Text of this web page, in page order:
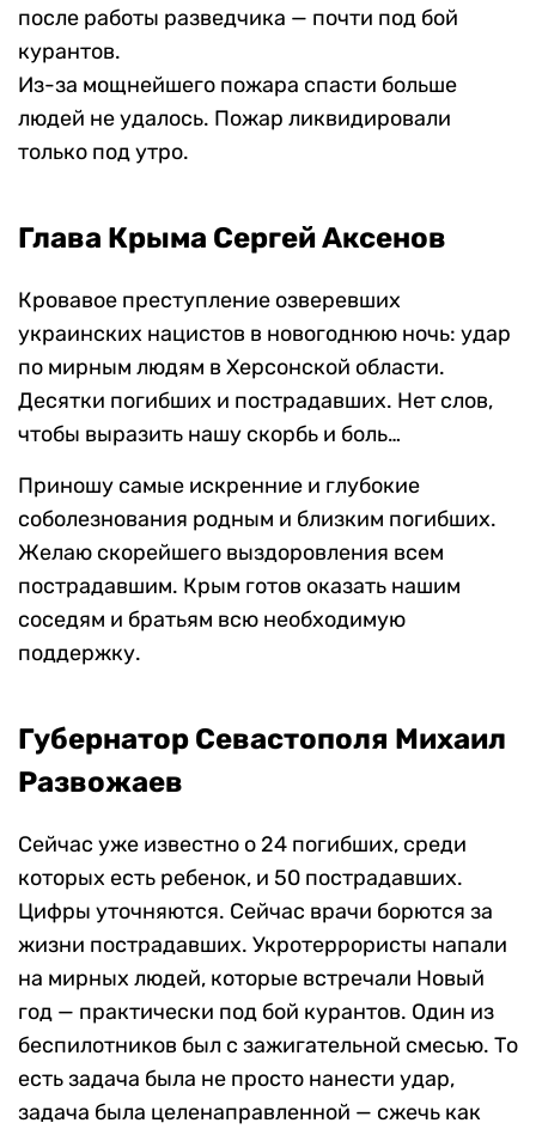
после работы разведчика — почти под бой
курантов.
Из-за мощнейшего пожара спасти больше
людей не удалось. Пожар ликвидировали
только под утро.
Глава Крыма Сергей Аксенов
Кровавое преступление озверевших
украинских нацистов в новогоднюю ночь: удар
по мирным людям в Херсонской области.
Десятки погибших и пострадавших. Нет слов,
чтобы выразить нашу скорбь и боль…
Приношу самые искренние и глубокие
соболезнования родным и близким погибших.
Желаю скорейшего выздоровления всем
пострадавшим. Крым готов оказать нашим
соседям и братьям всю необходимую
поддержку.
Губернатор Севастополя Михаил
Развожаев
Сейчас уже известно о 24 погибших, среди
которых есть ребенок, и 50 пострадавших.
Цифры уточняются. Сейчас врачи борются за
жизни пострадавших. Укротеррористы напали
на мирных людей, которые встречали Новый
год — практически под бой курантов. Один из
беспилотников был с зажигательной смесью. То
есть задача была не просто нанести удар,
задача была целенаправленной — сжечь как